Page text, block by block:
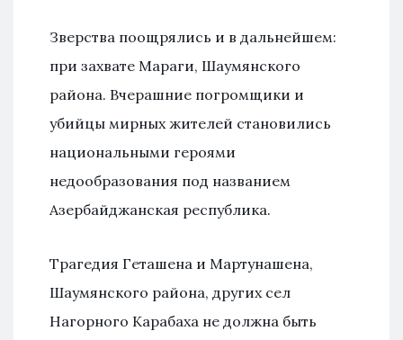
Зверства поощрялись и в дальнейшем:
при захвате Мараги, Шаумянского
района. Вчерашние погромщики и
убийцы мирных жителей становились
национальными героями
недообразования под названием
Азербайджанская республика.
Трагедия Геташена и Мартунашена,
Шаумянского района, других сел
Нагорного Карабаха не должна быть